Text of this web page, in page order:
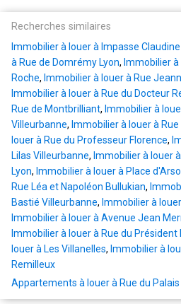
Recherches similaires
Immobilier à louer à Impasse
à Rue de Domrémy Lyon, Immobilier
Roche, Immobilier à louer à Rue
Immobilier à louer à Rue du Docteur
Rue de Montbrilliant, Immobilier à
Villeurbanne, Immobilier à louer à Rue
louer à Rue du Professeur Florence,
Lilas Villeurbanne, Immobilier à louer
Lyon, Immobilier à louer à Place
Rue Léa et Napoléon Bullukian,
Bastié Villeurbanne, Immobilier à
Immobilier à louer à Avenue Jean
Immobilier à louer à Rue du Président
louer à Les Villanelles, Immobilier à
Remilleux
Appartements à louer à Rue du Palais